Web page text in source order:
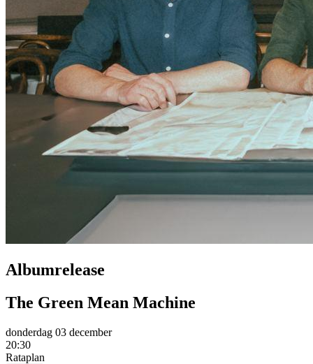
Albumrelease
The Green Mean Machine
donderdag 03 december
20:30
Rataplan